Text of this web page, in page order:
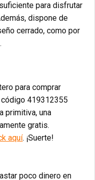
para disfrutar
dispone de
cerrado, como por
.
para comprar
419312355
primitiva, una
gratis.
aquí. ¡Suerte!
poco dinero en